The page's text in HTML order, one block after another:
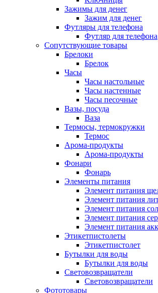
Зажимы для денег
Зажим для денег
Футляры для телефона
Футляр для телефона
Сопутствующие товары
Брелоки
Брелок
Часы
Часы настольные
Часы настенные
Часы песочные
Вазы, посуда
Ваза
Термосы, термокружки
Термос
Арома-продукты
Арома-продукты
Фонари
Фонарь
Элементы питания
Элемент питания
Элемент питания
Элемент питания
Элемент питания
Элемент питания
Этикетпистолеты
Этикетпистолет
Бутылки для воды
Бутылки для воды
Световозвращатели
Световозвращатели
Фототовары